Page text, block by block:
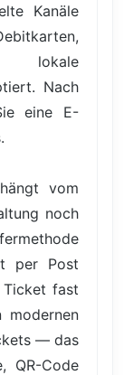
Kanäle
lokale
Nach
eine E-
vom
noch
per Post
fast
— das
QR-Code